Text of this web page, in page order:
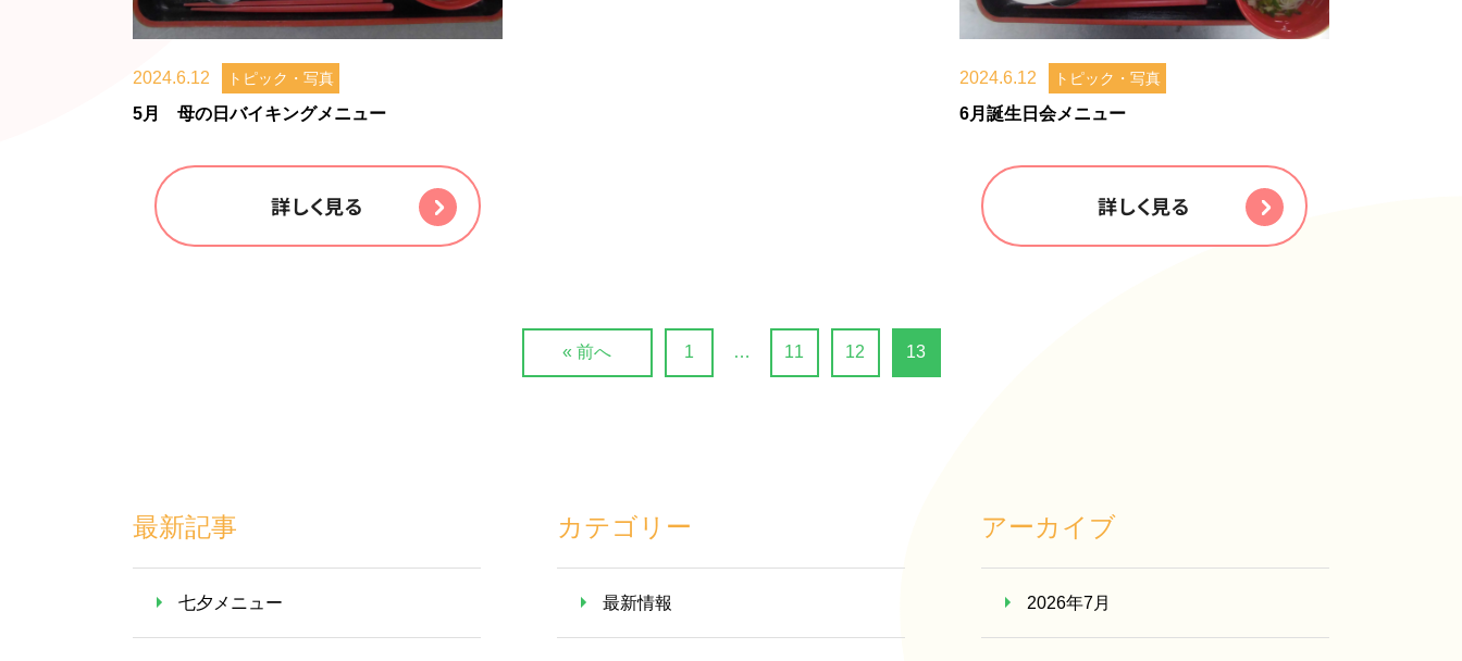
2024.6.12 トピック・写真
5月 母の日バイキングメニュー
詳しく見る
2024.6.12 トピック・写真
6月誕生日会メニュー
詳しく見る
« 前へ 1 … 11 12 13
最新記事
七夕メニュー
カテゴリー
最新情報
アーカイブ
2026年7月